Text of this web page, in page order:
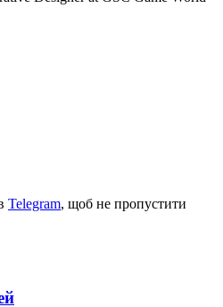
Telegram, щоб не пропустити